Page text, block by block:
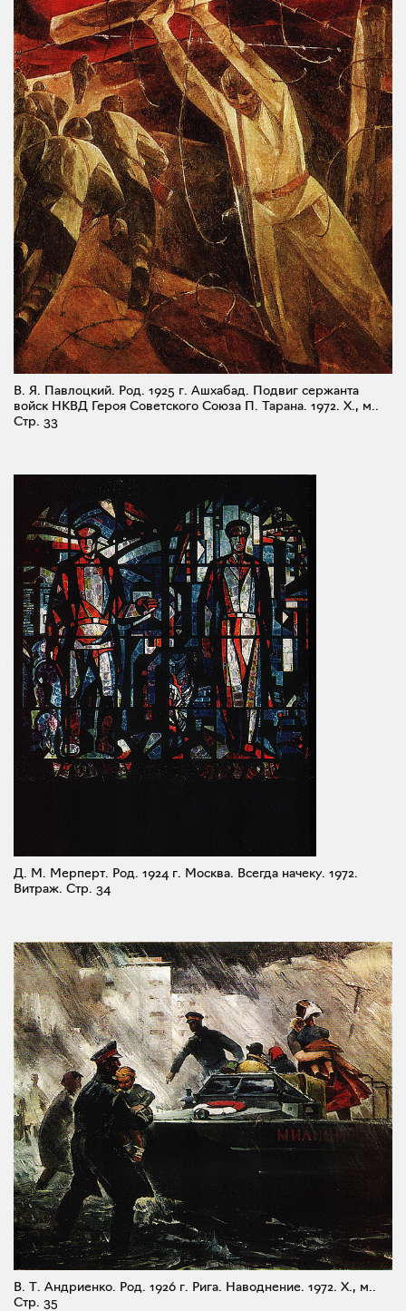
В. Я. Павлоцкий. Род. 1925 г. Ашхабад. Подвиг сержанта
войск НКВД Героя Советского Союза П. Тарана. 1972. X., м..
Стр. 33
Д. М. Мерперт. Род. 1924 г. Москва. Всегда начеку. 1972.
Витраж. Стр. 34
В. Т. Андриенко. Род. 1926 г. Рига. Наводнение. 1972. X., м..
Стр. 35